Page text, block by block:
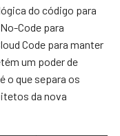
do código para
Code para
Code para manter
um poder de
o que separa os
da nova